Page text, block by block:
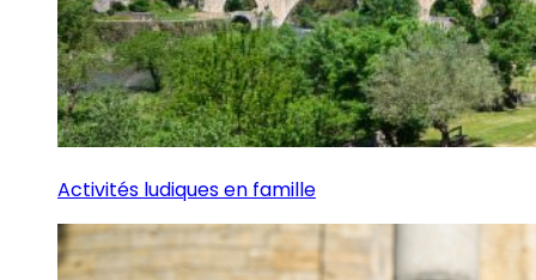
Activités ludiques en famille